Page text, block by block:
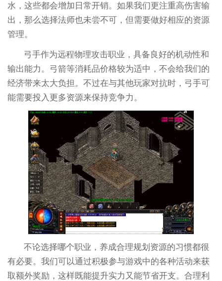
水，这些都会增加日常开销。如果我们更注重高伤害输
出，那么选择法师也未尝不可，但需要做好相应的资源
管理。
弓手作为远程物理攻击职业，具备良好的机动性和
输出能力。弓箭等消耗品价格较为适中，不会给我们的
经济带来太大负担。不过在与其他玩家对抗时，弓手可
能需要投入更多资源来保持竞争力。
不论选择哪个职业，养成合理规划资源的习惯都很
有必要。我们可以通过积极参与游戏中的各种活动来获
取额外奖励，这样既能提升实力又能节省开支。合理利